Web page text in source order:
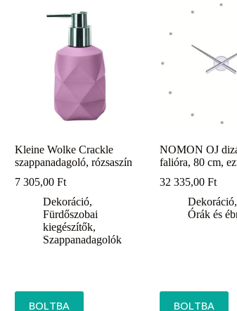
Kleine Wolke Crackle
szappanadagoló, rózsaszín
7 305,00Ft
Dekoráció,
Fürdőszobai
kiegészítők,
Szappanadagolók
BOLTBA
NOMON OJ
falióra, 80 cm,
32 335,00Ft
Dekoráció
Órák és
BOLTBA